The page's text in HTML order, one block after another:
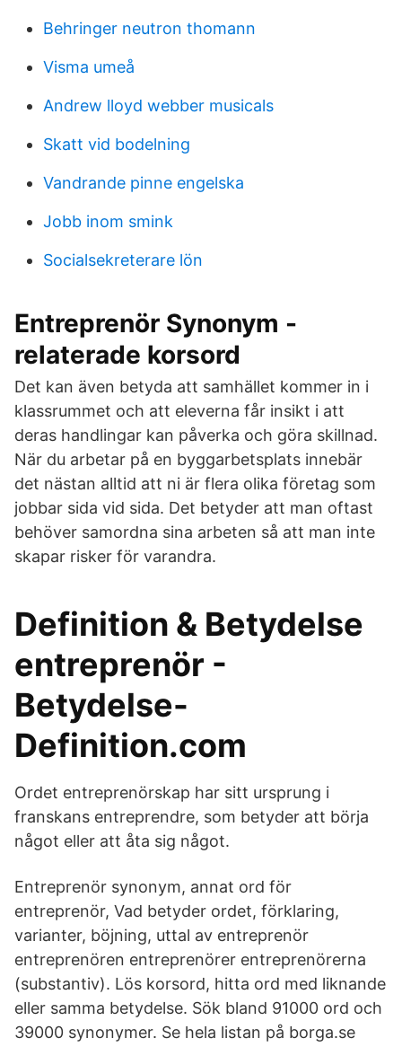
Behringer neutron thomann
Visma umeå
Andrew lloyd webber musicals
Skatt vid bodelning
Vandrande pinne engelska
Jobb inom smink
Socialsekreterare lön
Entreprenör Synonym -
relaterade korsord
Det kan även betyda att samhället kommer in i
klassrummet och att eleverna får insikt i att
deras handlingar kan påverka och göra skillnad.
När du arbetar på en byggarbetsplats innebär
det nästan alltid att ni är flera olika företag som
jobbar sida vid sida. Det betyder att man oftast
behöver samordna sina arbeten så att man inte
skapar risker för varandra.
Definition & Betydelse
entreprenör -
Betydelse-
Definition.com
Ordet entreprenörskap har sitt ursprung i
franskans entreprendre, som betyder att börja
något eller att åta sig något.
Entreprenör synonym, annat ord för
entreprenör, Vad betyder ordet, förklaring,
varianter, böjning, uttal av entreprenör
entreprenören entreprenörer entreprenörerna
(substantiv). Lös korsord, hitta ord med liknande
eller samma betydelse. Sök bland 91000 ord och
39000 synonymer. Se hela listan på borga.se